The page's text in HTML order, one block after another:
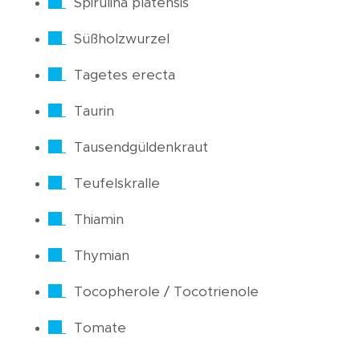
Spirulina platensis
Süßholzwurzel
Tagetes erecta
Taurin
Tausendgüldenkraut
Teufelskralle
Thiamin
Thymian
Tocopherole / Tocotrienole
Tomate